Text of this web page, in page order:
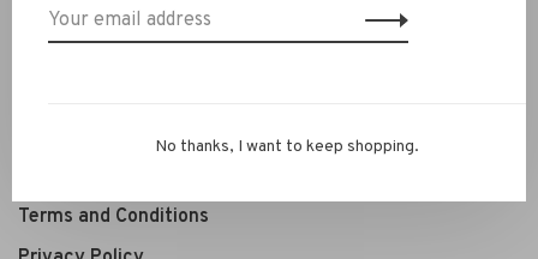
Contact Information
Personal Styling / Private Shopping
Terms and Conditions
No thanks, I want to keep shopping.